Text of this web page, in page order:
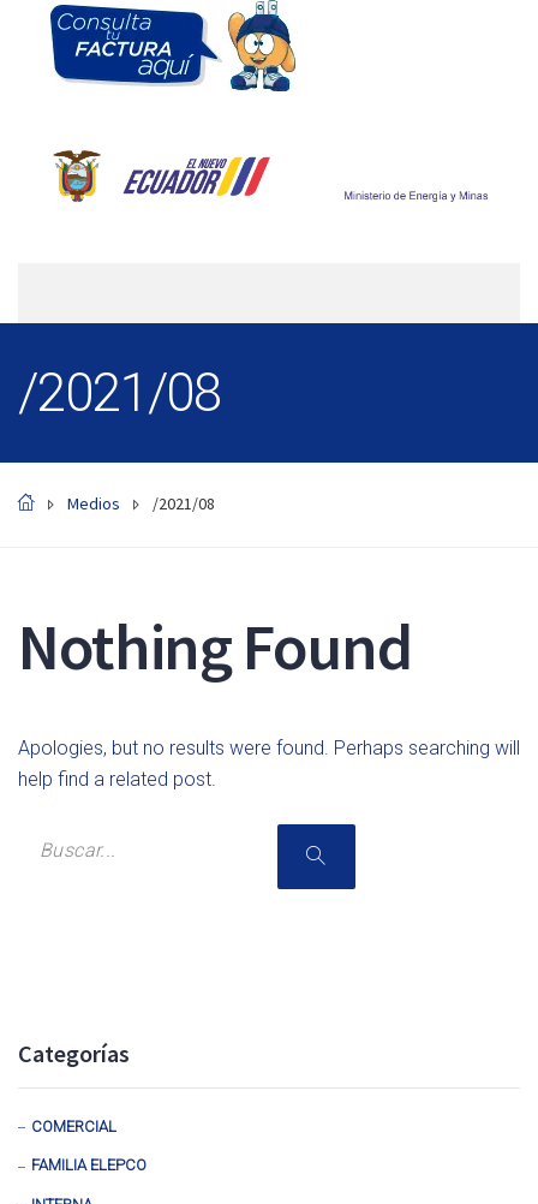
/2021/08
Medios /2021/08
Nothing Found
Apologies, but no results were found. Perhaps searching will
help find a related post.
Categorías
COMERCIAL
FAMILIA ELEPCO